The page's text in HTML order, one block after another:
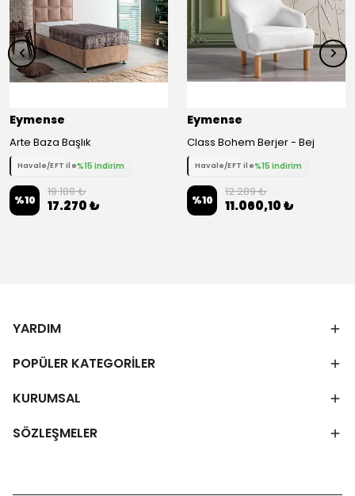
Eymense
Arte Baza Başlık
Havale/EFT ile%15 indirim
%10
19.189 ₺
17.270 ₺
Eymense
Class Bohem Berjer - Bej
Havale/EFT ile%15 indirim
%10
12.289 ₺
11.060,10 ₺
YARDIM
POPÜLER KATEGORİLER
KURUMSAL
SÖZLEŞMELER